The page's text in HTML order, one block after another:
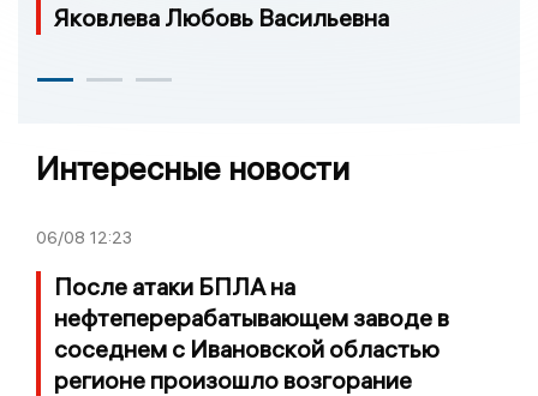
Яковлева Любовь Васильевна
Интересные новости
06/08 12:23
После атаки БПЛА на
нефтеперерабатывающем заводе в
соседнем с Ивановской областью
регионе произошло возгорание